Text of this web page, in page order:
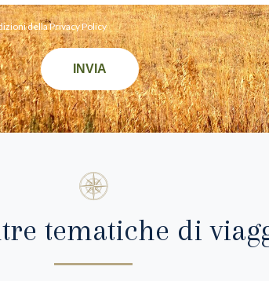
dellaPrivacy Policy
INVIA
tematiche di